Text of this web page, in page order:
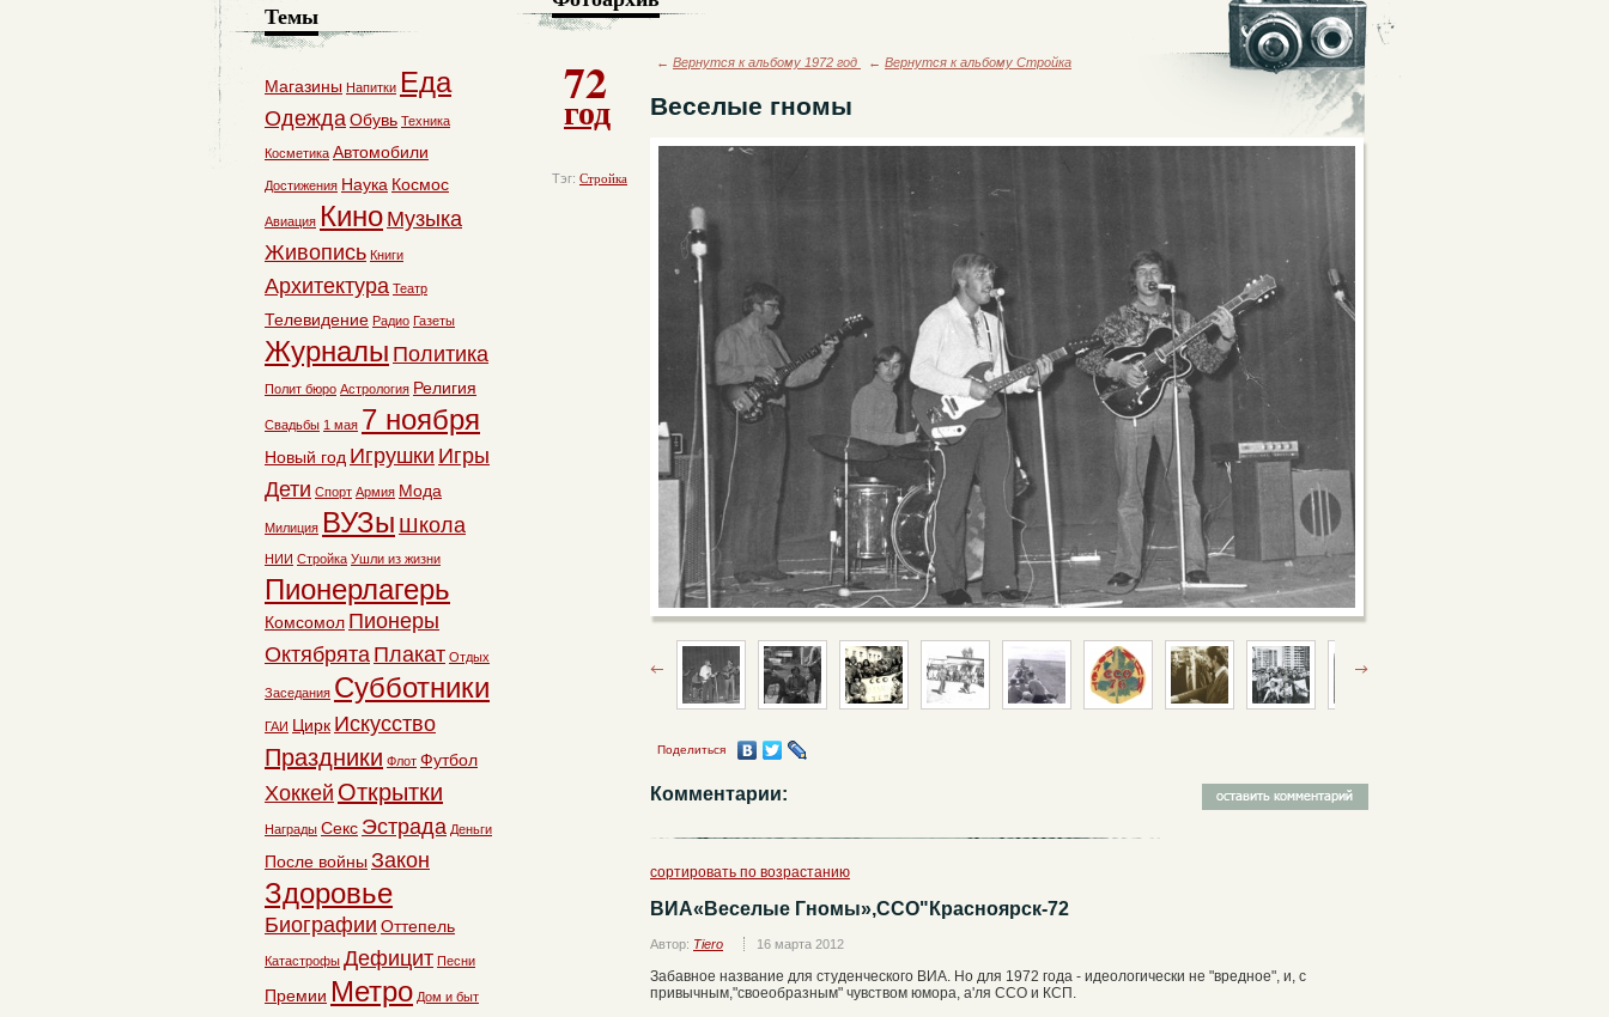
72
год
Тэг: Стройка
← Вернутся к альбому 1972 год ← Вернутся к альбому Стройка
Веселые гномы
Поделиться
Комментарии:
сортировать по возрастанию
ВИА«Веселые Гномы»,ССО"Красноярск-72
Автор: Tiero 16 марта 2012
Забавное название для студенческого ВИА. Но для 1972 года - идеологически не "вредное", и, с
привычным,"своеобразным" чувством юмора, а'ля ССО и КСП.
Темы
Магазины Напитки Еда
ОдеждаОбувь Техника
Косметика Автомобили
Достижения Наука Космос
Авиация Кино Музыка
Живопись Книги
Архитектура Театр
Телевидение Радио Газеты
Журналы Политика
Полит бюро Астрология Религия
Свадьбы 1 мая 7 ноября
Новый год Игрушки Игры
Дети Спорт Армия Мода
Милиция ВУЗы Школа
НИИ Стройка Ушли из жизни
Пионерлагерь
Комсомол Пионеры
Октябрята Плакат Отдых
Заседания Субботники
ГАИ Цирк Искусство
Праздники Флот Футбол
Хоккей Открытки
Награды Секс Эстрада Деньги
После войны Закон
Здоровье
Биографии Оттепель
Катастрофы Дефицит Песни
Премии Метро Дом и быт